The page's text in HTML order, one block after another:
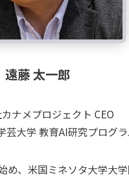
遠藤 太一郎
ナメプロジェクト CEO
芸大学 教育AI研究プログ
め、米国ミネソタ大学大